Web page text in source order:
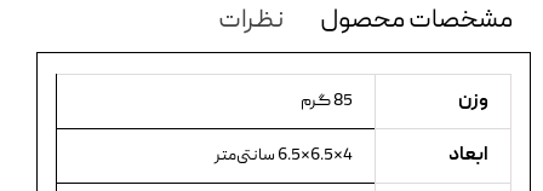
مشخصات محصول نظرات
وزن 85 گرم
ابعاد 4×6.5×6.5 سانتی‌متر